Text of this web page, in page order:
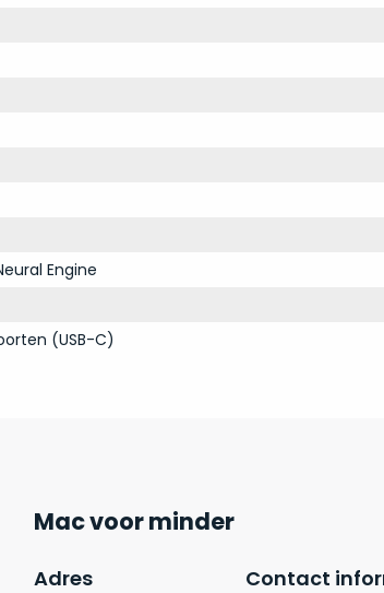
Engine
(USB-C)
Mac voor minder
Adres Contact